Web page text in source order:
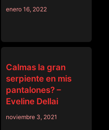
enero 16, 2022
Calmas la gran
serpiente en mis
pantalones? –
Eveline Dellai
noviembre 3, 2021